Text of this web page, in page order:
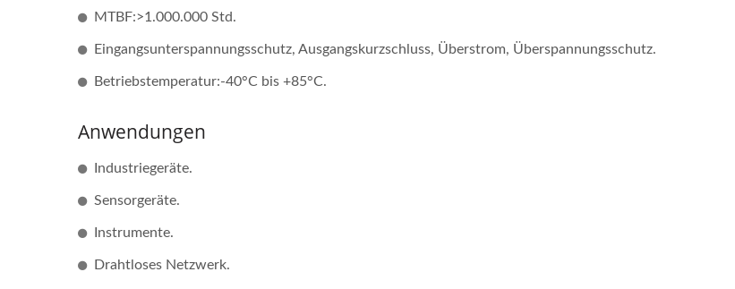
MTBF:>1.000.000 Std.
Eingangsunterspannungsschutz, Ausgangskurzschluss, Überstrom, Überspannungsschutz.
Betriebstemperatur:-40°C bis +85°C.
Anwendungen
Industriegeräte.
Sensorgeräte.
Instrumente.
Drahtloses Netzwerk.